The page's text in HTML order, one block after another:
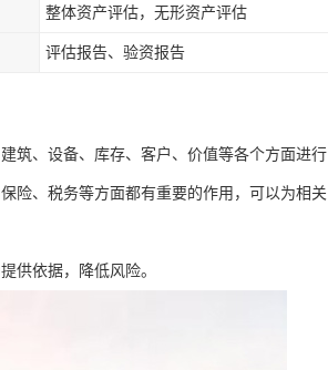
整体资产评估，无形资产评估
评估报告、验资报告
筑、设备、库存、客户、价值等各个方面进行
险、税务等方面都有重要的作用，可以为相关
供依据，降低风险。